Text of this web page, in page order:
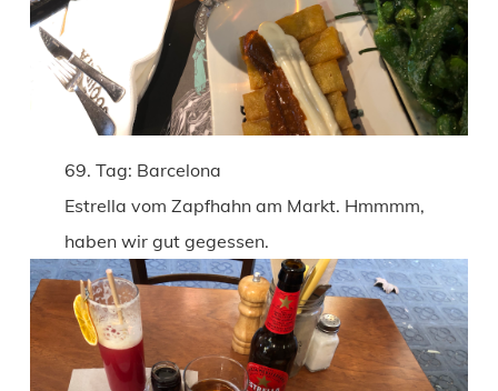
69. Tag: Barcelona
Estrella vom Zapfhahn am Markt. Hmmmm,
haben wir gut gegessen.